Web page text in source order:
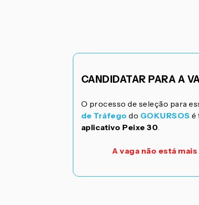
CANDIDATAR PARA A
O processo de seleção para
de Tráfego do GOKURSOS é
aplicativo Peixe 30.
A vaga não está